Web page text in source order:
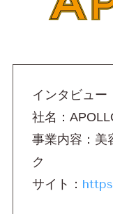
インタビュー
社名：
事業内容：美
ク
サイト：